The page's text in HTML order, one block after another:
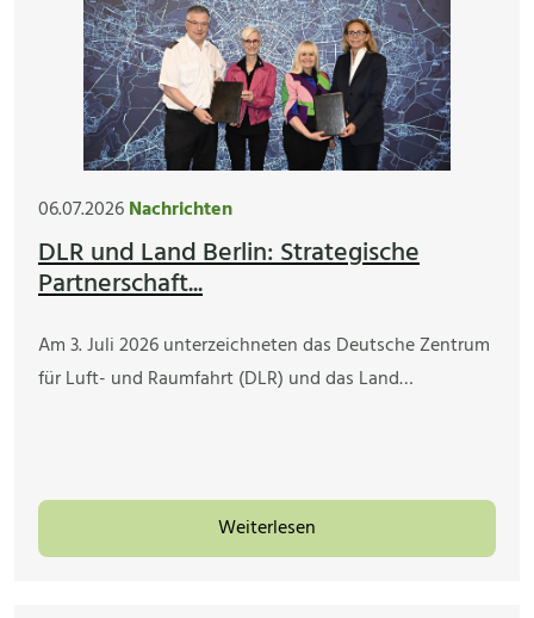
06.07.2026Nachrichten
DLR und Land Berlin: Strategische
Partnerschaft...
Am 3. Juli 2026 unterzeichneten das Deutsche Zentrum
für Luft- und Raumfahrt (DLR) und das Land…
Weiterlesen